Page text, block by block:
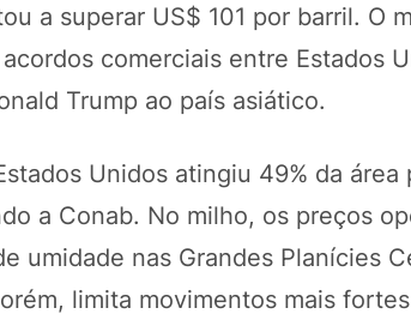
a superar US$ 101 por barril. O
comerciais entre Estados
Trump ao país asiático.
Unidos atingiu 49% da área
a Conab. No milho, os preços
umidade nas Grandes Planícies
limita movimentos mais